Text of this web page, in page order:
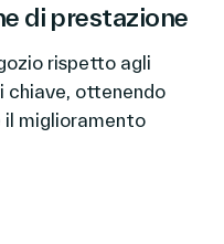
di prestazione
rispetto agli
chiave, ottenendo
il miglioramento